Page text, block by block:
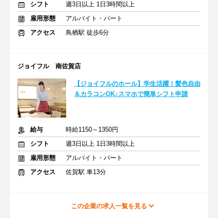
シフト
週3日以上 1日3時間以上
雇用形態
アルバイト・パート
アクセス
鳥栖駅 徒歩6分
ジョイフル 南佐賀店
【ジョイフルのホール】学生活躍！髪色自由
＆カラコンOK♪スマホで簡単シフト申請
給与
時給1150～1350円
シフト
週3日以上 1日3時間以上
雇用形態
アルバイト・パート
アクセス
佐賀駅 車13分
この企業の求人一覧を見る